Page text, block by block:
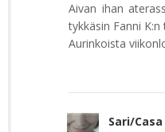
Aivan ihan
tykkäsin Fanni
Aurinkoista
Sari/